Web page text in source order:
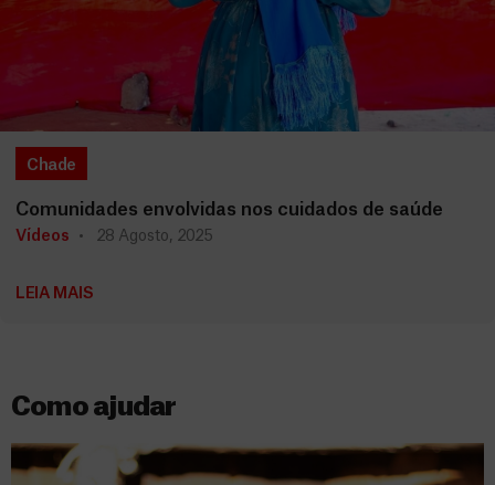
Chade
Comunidades envolvidas nos cuidados de saúde
Vídeos 28 Agosto, 2025
LEIA MAIS
Como ajudar